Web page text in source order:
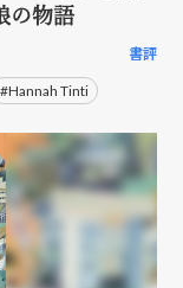
の物語
書評
#Hannah Tinti